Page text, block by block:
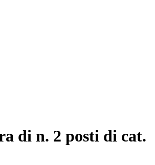
di n. 2 posti di cat.